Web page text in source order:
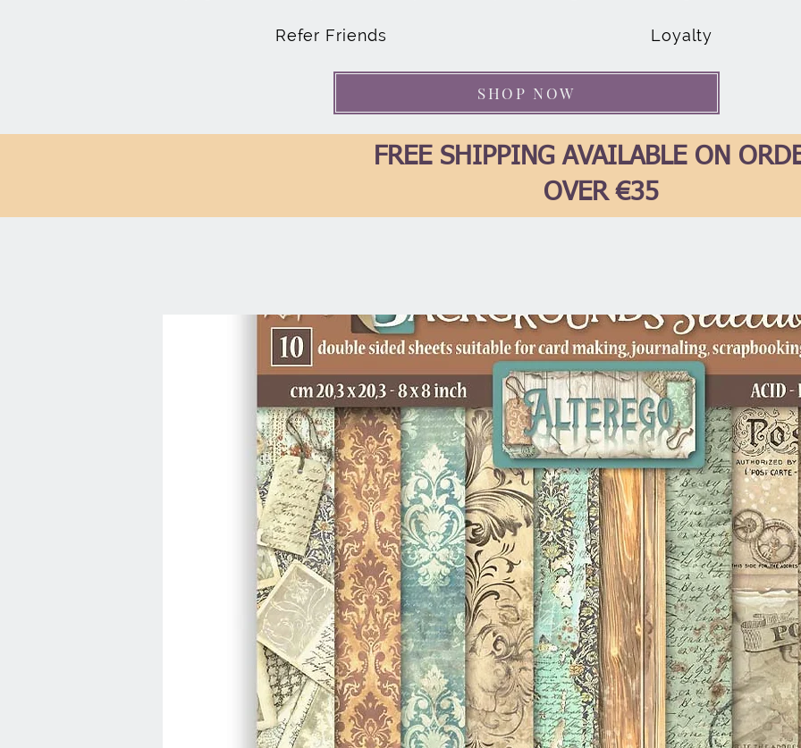
Refer Friends Loyalty
SHOP NOW
FREE SHIPPING AVAILABLE ON
OVER €35